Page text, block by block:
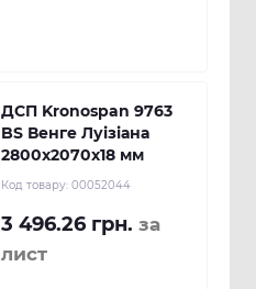
ДСП Kronospan 9763
BS Венге Луізіана
2800x2070x18 мм
Код товару: 00052044
3 496.26 грн. за
лист